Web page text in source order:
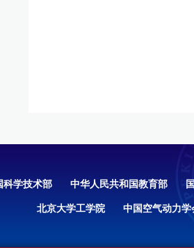
科学技术部 中华人民共和国教育部
北京大学工学院 中国空气动力学